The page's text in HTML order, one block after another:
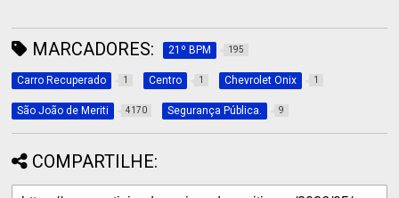
MARCADORES: 21º BPM 195
Carro Recuperado 1 Centro 1 Chevrolet Onix 1
São João de Meriti 4170 Segurança Pública. 9
COMPARTILHE: